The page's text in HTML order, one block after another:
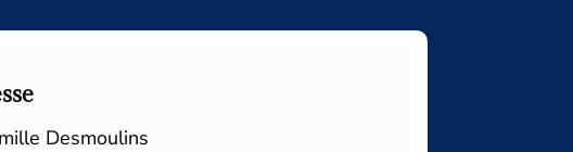
Desmoulins